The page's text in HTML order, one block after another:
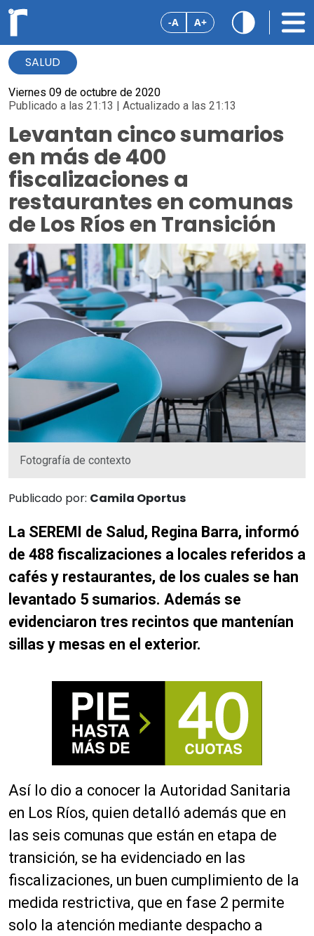
-A A+
SALUD
Viernes 09 de octubre de 2020
Publicado a las 21:13 | Actualizado a las 21:13
Levantan cinco sumarios
en más de 400
fiscalizaciones a
restaurantes en comunas
de Los Ríos en Transición
Fotografía de contexto
Publicado por: Camila Oportus
La SEREMI de Salud, Regina Barra, informó
de 488 fiscalizaciones a locales referidos a
cafés y restaurantes, de los cuales se han
levantado 5 sumarios. Además se
evidenciaron tres recintos que mantenían
sillas y mesas en el exterior.
Así lo dio a conocer la Autoridad Sanitaria
en Los Ríos, quien detalló además que en
las seis comunas que están en etapa de
transición, se ha evidenciado en las
fiscalizaciones, un buen cumplimiento de la
medida restrictiva, que en fase 2 permite
solo la atención mediante despacho a